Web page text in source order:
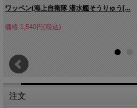
ワッペン(海上自衛隊 潜水艦そうりゅう[...
価格:1,540円(税込)
注文